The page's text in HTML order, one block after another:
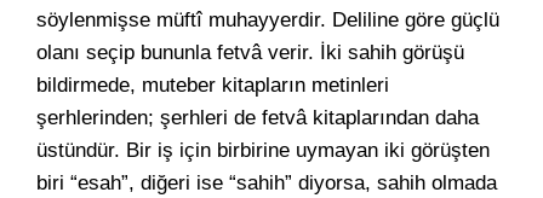
söylenmişse müftî muhayyerdir. Deliline göre güçlü
olanı seçip bununla fetvâ verir. İki sahih görüşü
bildirmede, muteber kitapların metinleri
şerhlerinden; şerhleri de fetvâ kitaplarından daha
üstündür. Bir iş için birbirine uymayan iki görüşten
biri “esah”, diğeri ise “sahih” diyorsa, sahih olmada